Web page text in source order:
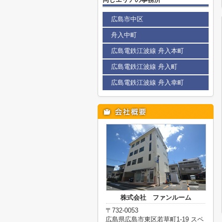
広島市中区
舟入中町
広島電鉄江波線 舟入本町
広島電鉄江波線 舟入町
広島電鉄江波線 舟入幸町
株式会社 ファンルーム
〒732-0053
広島県広島市東区若草町1-19 スペ